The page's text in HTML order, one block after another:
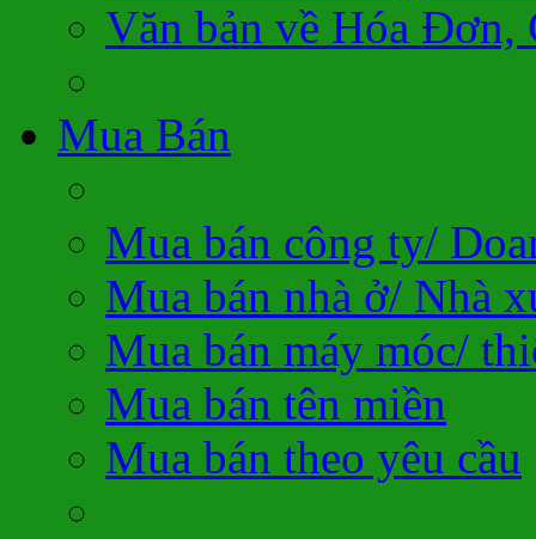
Văn bản về Hóa Đơn,
Mua Bán
Mua bán công ty/
Mua bán nhà ở/ Nhà
Mua bán máy móc/
Mua bán tên miền
Mua bán theo yêu cầu